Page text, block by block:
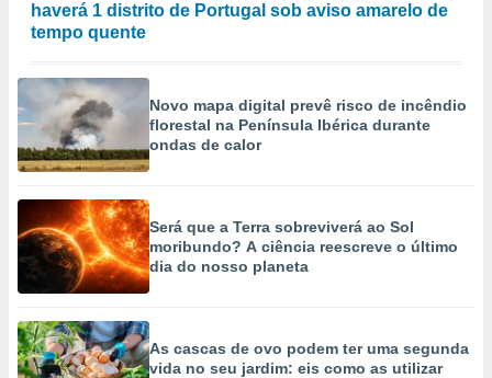
haverá 1 distrito de Portugal sob aviso amarelo de
tempo quente
Novo mapa digital prevê risco de incêndio
florestal na Península Ibérica durante
ondas de calor
Será que a Terra sobreviverá ao Sol
moribundo? A ciência reescreve o último
dia do nosso planeta
As cascas de ovo podem ter uma segunda
vida no seu jardim: eis como as utilizar